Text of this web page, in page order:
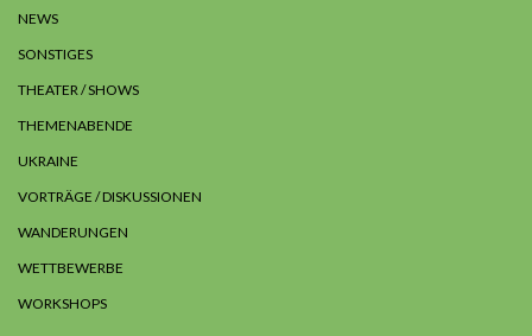
NEWS
SONSTIGES
THEATER / SHOWS
THEMENABENDE
UKRAINE
VORTRÄGE / DISKUSSIONEN
WANDERUNGEN
WETTBEWERBE
WORKSHOPS